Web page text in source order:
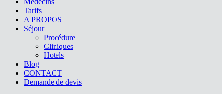
Médecins
Tarifs
A PROPOS
Séjour
Procédure
Cliniques
Hotels
Blog
CONTACT
Demande de devis